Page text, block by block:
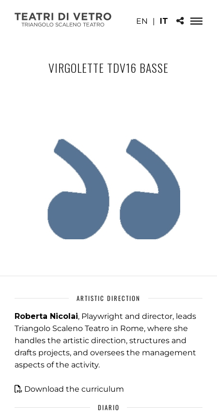
EN | IT
VIRGOLETTE TDV16 BASSE
ARTISTIC DIRECTION
Roberta Nicolai, Playwright and director, leads
Triangolo Scaleno Teatro in Rome, where she
handles the artistic direction, structures and
drafts projects, and oversees the management
aspects of the activity.
Download the curriculum
DIARIO